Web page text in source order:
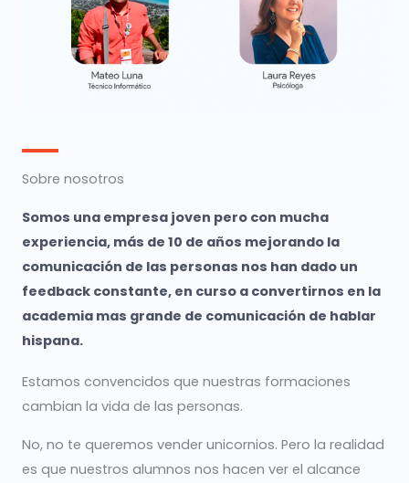
Sobre nosotros
Somos una empresa joven pero con mucha
experiencia, más de 10 de años mejorando la
comunicación de las personas nos han dado un
feedback constante, en curso a convertirnos en la
academia mas grande de comunicación de hablar
hispana.
Estamos convencidos que nuestras formaciones
cambian la vida de las personas.
No, no te queremos vender unicornios. Pero la realidad
es que nuestros alumnos nos hacen ver el alcance